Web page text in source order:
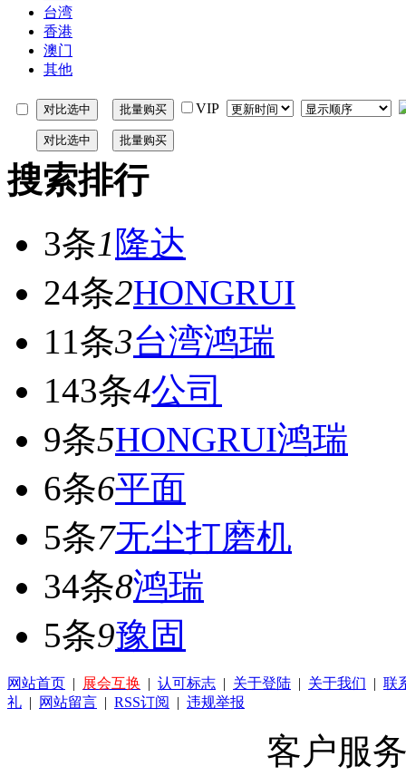
台湾
香港
澳门
其他
VIP
搜索排行
3条1 隆达
24条2HONGRUI
11条3台湾鸿瑞
143条4公司
9条5HONGRUI鸿瑞
6条6平面
5条7无尘打磨机
34条8鸿瑞
5条9豫固
网站首页 | 展会互换 | 认可标志 | 关于登陆 | 关于我们 | 联
礼 | 网站留言 | RSS订阅 | 违规举报
客户服